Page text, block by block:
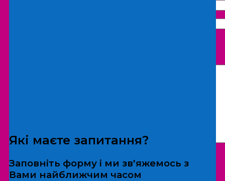
*Дані не передаються третім особам
Які маєте запитання?
Заповніть форму і ми зв'яжемось з
Вами найближчим часом